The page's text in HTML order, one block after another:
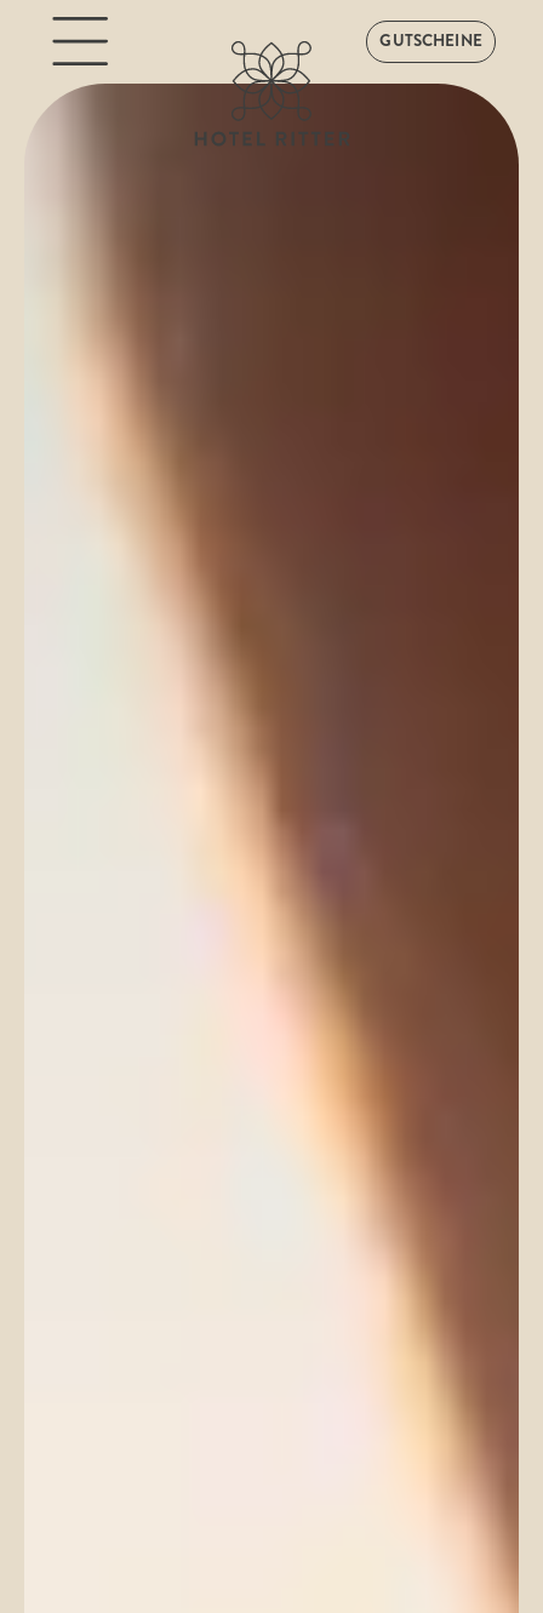
GUTSCHEINE